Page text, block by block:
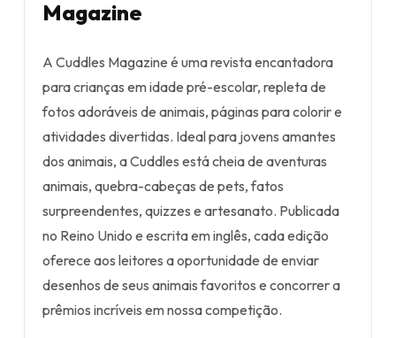
Magazine
A Cuddles Magazine é uma revista encantadora
para crianças em idade pré-escolar, repleta de
fotos adoráveis de animais, páginas para colorir e
atividades divertidas. Ideal para jovens amantes
dos animais, a Cuddles está cheia de aventuras
animais, quebra-cabeças de pets, fatos
surpreendentes, quizzes e artesanato. Publicada
no Reino Unido e escrita em inglês, cada edição
oferece aos leitores a oportunidade de enviar
desenhos de seus animais favoritos e concorrer a
prêmios incríveis em nossa competição.